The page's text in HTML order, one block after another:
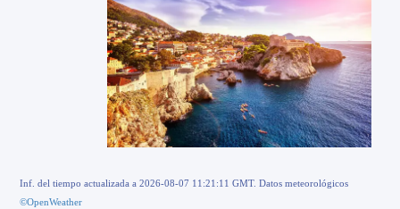
Inf. del tiempo actualizada a 2026-08-07 11:21:11 GMT. Datos meteorológicos
©OpenWeather